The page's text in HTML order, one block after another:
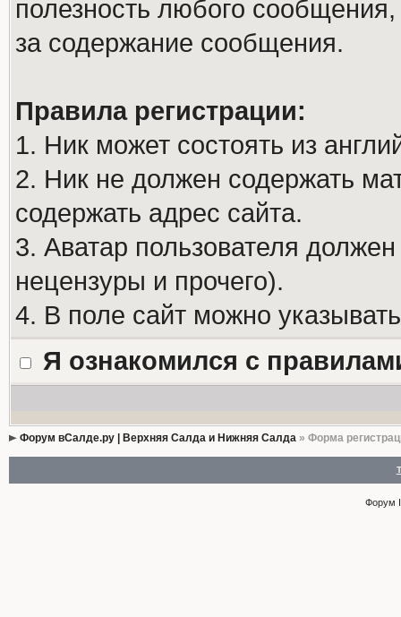
полезность любого
за содержание сообщения.
Правила регистрации:
1. Ник может состоять из
2. Ник не должен содержать
содержать адрес сайта.
3. Аватар пользователя
нецензуры и прочего).
4. В поле сайт можно
Я ознакомился с
Форум вСалде.ру | Верхняя Салда и Нижняя Салда» Форма
Форум